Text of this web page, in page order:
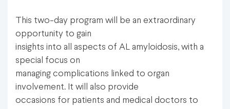
This two-day program will be an extraordinary
opportunity to gain
insights into all aspects of AL amyloidosis, with a
special focus on
managing complications linked to organ
involvement. It will also provide
occasions for patients and medical doctors to